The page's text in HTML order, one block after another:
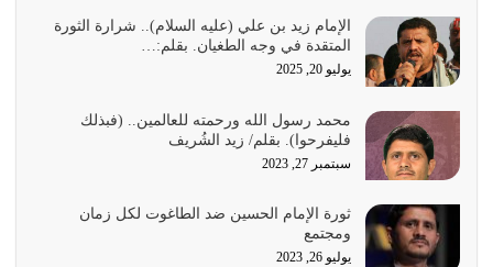
بحبل الله جميعاً وليس كل…
يوليو 22, 2026
يشاء ويذل من يشاء
يوليو 21, 2026
كل زمان…
يوليو 19, 2026
الإمام زيد بن علي (عليه السلام).. شرارة الثورة
المتقدة في وجه الطغيان. بقلم:…
يوليو 20, 2025
محمد رسول الله ورحمته للعالمين.. (فبذلك
فليفرحوا). بقلم/ زيد الشُريف
سبتمبر 27, 2023
ثورة الإمام الحسين ضد الطاغوت لكل زمان
ومجتمع
يوليو 26, 2023